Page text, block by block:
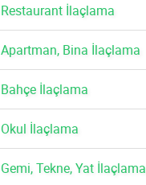
Restaurant İlaçlama
Apartman, Bina İlaçlama
Bahçe İlaçlama
Okul İlaçlama
Gemi, Tekne, Yat İlaçlama